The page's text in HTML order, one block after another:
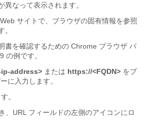
異なって表示されます。
サイトで、ブラウザの固有情報を参照
。
書を確認するための Chrome ブラウザ バ
の例です。
address> または https://<FQDN> をブ
に入力します。
。
、URL フィールドの左側のアイコンにロ